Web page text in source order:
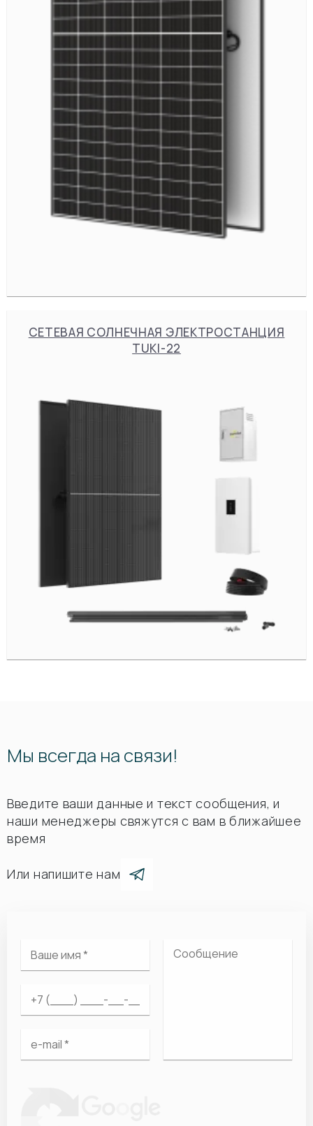
СЕТЕВАЯ СОЛНЕЧНАЯ ЭЛЕКТРОСТАНЦИЯ
TUKI-22
Мы всегда на связи!
Введите ваши данные и текст сообщения, и
наши менеджеры свяжутся с вам в ближайшее
время
Или напишите нам